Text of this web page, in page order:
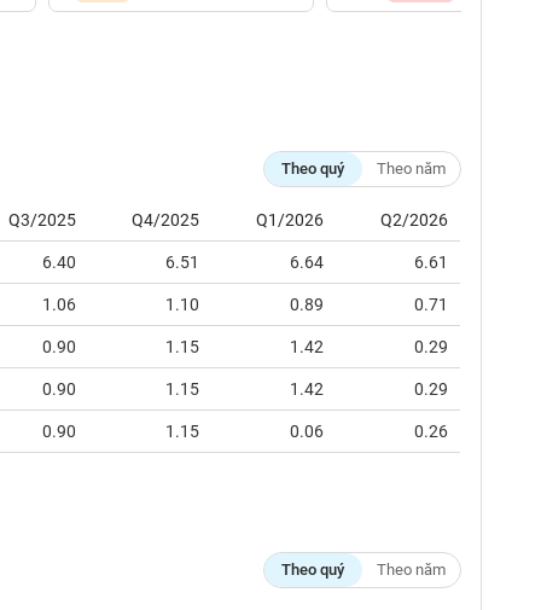
Theo quý Theo năm
Q3/2025 Q4/2025 Q1/2026 Q2/2026
6.40 6.51 6.64 6.61
1.06 1.10 0.89 0.71
0.90 1.15 1.42 0.29
0.90 1.15 1.42 0.29
0.90 1.15 0.06 0.26
Theo quý Theo năm